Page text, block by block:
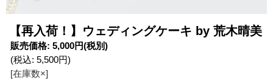
【再入荷！】ウェディングケーキ by 荒木晴美
販売価格: 5,000円(税別)
(税込: 5,500円)
[在庫数×]